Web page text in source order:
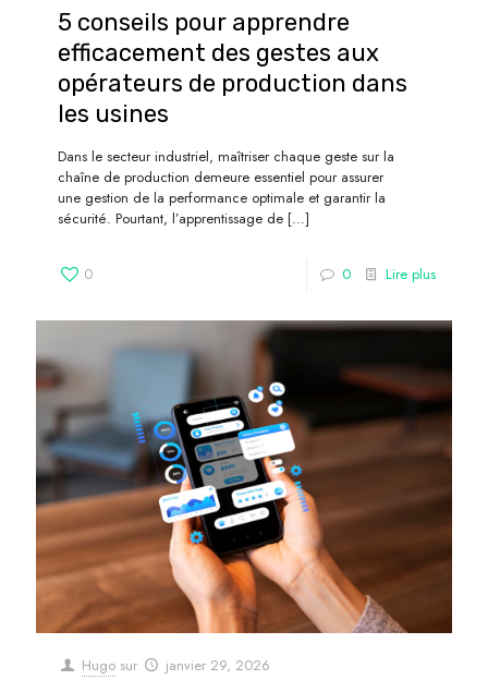
5 conseils pour apprendre
efficacement des gestes aux
opérateurs de production dans
les usines
Dans le secteur industriel, maîtriser chaque geste sur la
chaîne de production demeure essentiel pour assurer
une gestion de la performance optimale et garantir la
sécurité. Pourtant, l’apprentissage de […]
0 0 Lire plus
Hugo sur janvier 29, 2026